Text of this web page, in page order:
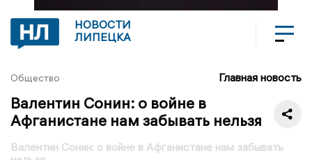
НОВОСТИ
ЛИПЕЦКА
Общество Главная новость
Валентин Сонин: о войне в
Афганистане нам забывать нельзя
Валентин Сонин: о войне в Афганистане нам забывать